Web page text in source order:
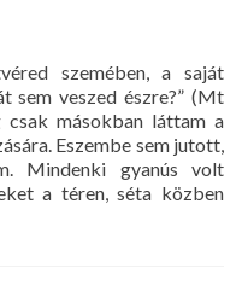
szemében, a saját
sem veszed észre?” (Mt
csak másokban láttam a
Eszembe sem jutott,
Mindenki gyanús volt
a téren, séta közben